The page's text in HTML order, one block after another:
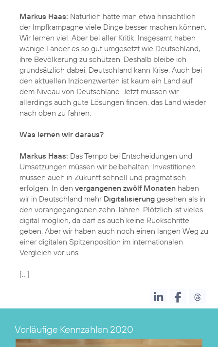
Markus Haas: Natürlich hätte man etwa hinsichtlich
der Impfkampagne viele Dinge besser machen können.
Wir lernen viel. Aber bei aller Kritik: Insgesamt haben
wenige Länder es so gut umgesetzt wie Deutschland,
ihre Bevölkerung zu schützen. Deshalb bleibe ich
grundsätzlich dabei: Deutschland kann Krise. Auch bei
den aktuellen Inzidenzwerten ist kaum ein Land auf
dem Niveau von Deutschland. Jetzt müssen wir
allerdings auch gute Lösungen finden, das Land wieder
nach oben zu fahren.
Was lernen wir daraus?
Markus Haas: Das Tempo bei Entscheidungen und
Umsetzungen müssen wir beibehalten. Investitionen
müssen auch in Zukunft schnell und pragmatisch
erfolgen. In den vergangenen zwölf Monaten haben
wir in Deutschland mehr Digitalisierung gesehen als in
den vorangegangenen zehn Jahren. Plötzlich ist vieles
digital möglich, da darf es auch keine Rückschritte
geben. Aber wir haben auch noch einen langen Weg zu
einer digitalen Spitzenposition im internationalen
Vergleich vor uns.
[…]
Vorläufige Kennzahlen 2020